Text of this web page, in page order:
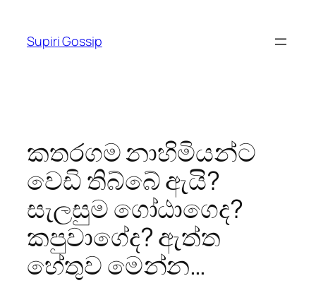
content
Supiri Gossip
කතරගම නාහිමියන්ට
‌ව‌ෙඩි තිබ්බේ ඇයි?
සැලසුම ග‌ෝඨාග‌ෙද?
කපුවාග‌ේද? ඇත්ත
‌හ‌ේතුව ම‌ෙන්න…